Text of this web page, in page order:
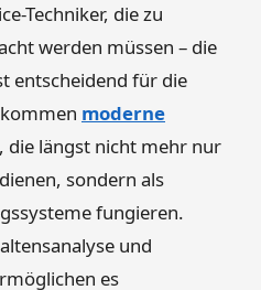
Techniker, die zu
werden müssen – die
entscheidend für die
moderne
die längst nicht mehr nur
sondern als
fungieren.
und
es